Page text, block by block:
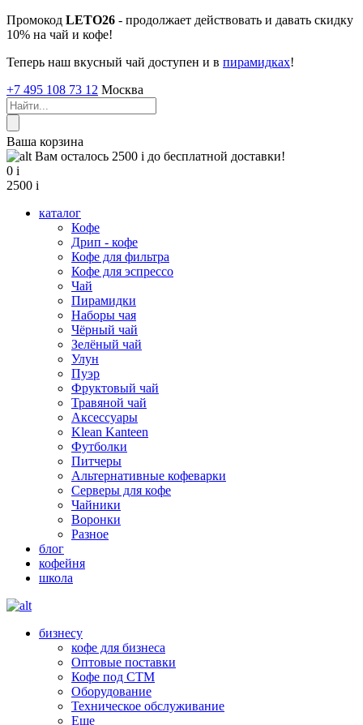
Промокод LETO26 - продолжает действовать и давать скидку
10% на чай и кофе!
Теперь наш вкусный чай доступен и в пирамидках!
+7 495 108 73 12 Москва
Ваша корзина
Вам осталось 2500 i до бесплатной доставки!
0 i
2500 i
каталог
Кофе
Дрип - кофе
Кофе для фильтра
Кофе для эспрессо
Чай
Пирамидки
Наборы чая
Чёрный чай
Зелёный чай
Улун
Пуэр
Фруктовый чай
Травяной чай
Аксессуары
Klean Kanteen
Футболки
Питчеры
Альтернативные кофеварки
Серверы для кофе
Чайники
Воронки
Разное
блог
кофейня
школа
бизнесу
кофе для бизнеса
Оптовые поставки
Кофе под СТМ
Оборудование
Техническое обслуживание
Еще